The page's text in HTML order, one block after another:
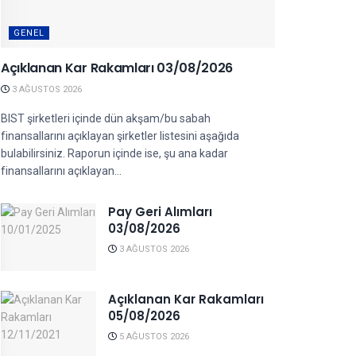
GENEL
Açıklanan Kar Rakamları 03/08/2026
3 AĞUSTOS 2026
BIST şirketleri içinde dün akşam/bu sabah
finansallarını açıklayan şirketler listesini aşağıda
bulabilirsiniz. Raporun içinde ise, şu ana kadar
finansallarını açıklayan...
Pay Geri Alımları
03/08/2026
3 AĞUSTOS 2026
Açıklanan Kar Rakamları
05/08/2026
5 AĞUSTOS 2026